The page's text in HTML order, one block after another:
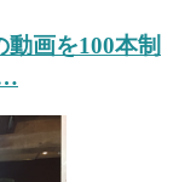
画を100本制